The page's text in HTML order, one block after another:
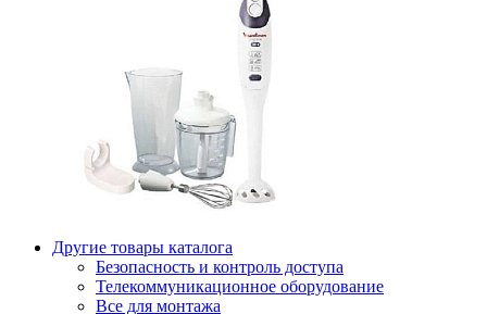
Другие товары каталога
Безопасность и контроль доступа
Телекоммуникационное оборудование
Все для монтажа